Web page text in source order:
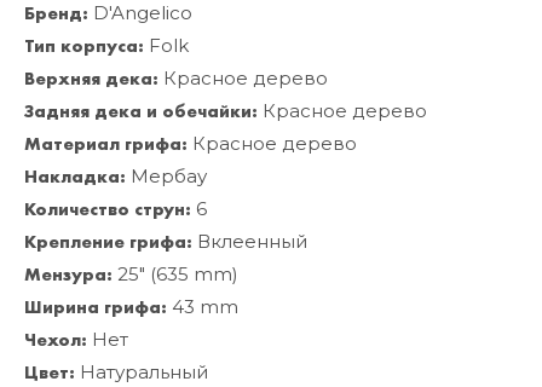
Бренд: D'Angelico
Тип корпуса: Folk
Верхняя дека: Красное дерево
Задняя дека и обечайки: Красное дерево
Материал грифа: Красное дерево
Накладка: Мербау
Количество струн: 6
Крепление грифа: Вклеенный
Мензура: 25" (635 mm)
Ширина грифа: 43 mm
Чехол: Нет
Цвет: Натуральный